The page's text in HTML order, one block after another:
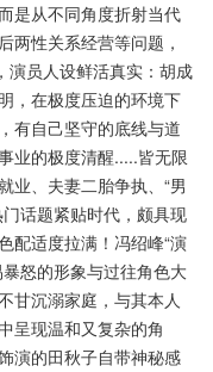
是从不同角度折射当代
两性关系经营等问题，
演员人设鲜活真实：胡成
，在极度压迫的环境下
有自己坚守的底线与道
业的极度清醒.....皆无限
业、夫妻二胎争执、“男
话题紧贴时代，颇具现
配适度拉满！冯绍峰“演
怒的形象与过往角色大
甘沉溺家庭，与其本人
呈现温和又复杂的角
演的田秋子自带神秘感